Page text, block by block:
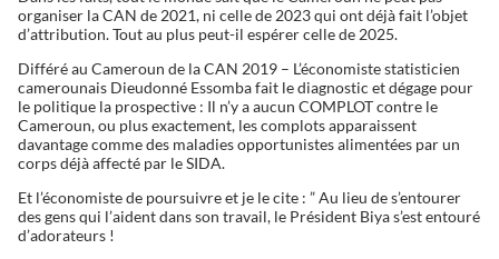
organiser la CAN de 2021, ni celle de 2023 qui ont déjà fait l’objet
d’attribution. Tout au plus peut-il espérer celle de 2025.
Différé au Cameroun de la CAN 2019 – L’économiste statisticien
camerounais Dieudonné Essomba fait le diagnostic et dégage pour
le politique la prospective : Il n’y a aucun COMPLOT contre le
Cameroun, ou plus exactement, les complots apparaissent
davantage comme des maladies opportunistes alimentées par un
corps déjà affecté par le SIDA.
Et l’économiste de poursuivre et je le cite : ” Au lieu de s’entourer
des gens qui l’aident dans son travail, le Président Biya s’est entouré
d’adorateurs !